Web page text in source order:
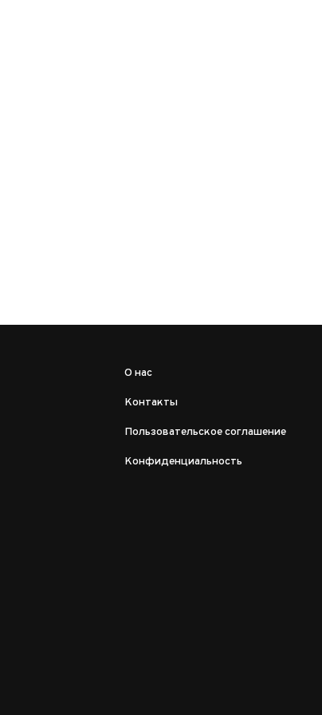
О нас
Контакты
Пользовательское соглашение
Конфиденциальность